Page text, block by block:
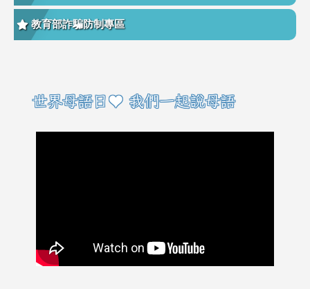
教育部詐騙防制專區
右邊區域內容
世界母語日♥ 我們一起說母語